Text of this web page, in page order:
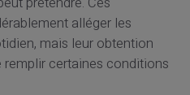
alléger les
mais leur obtention
certaines conditions